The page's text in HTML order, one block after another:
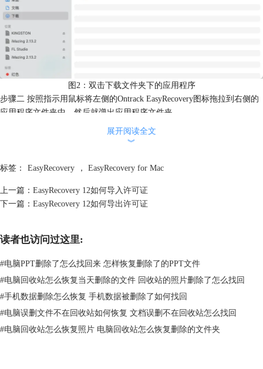
图2：双击下载文件夹下的应用程序
步骤二 按照指示用鼠标将左侧的Ontrack EasyRecovery图标拖拉到右侧的
应用程序文件夹中，然后就弹出应用程序文件夹。
图3：移动图标到应用程序
展开阅读全文
︾
标签： EasyRecovery ， EasyRecovery for Mac
上一篇： EasyRecovery 12如何导入许可证
下一篇： EasyRecovery 12如何导出许可证
读者也访问过这里:
#电脑PPT删除了怎么找回来 怎样恢复删除了的PPT文件
#电脑回收站怎么恢复当天删除的文件 回收站的照片删除了怎么找回
#手机数据删除怎么恢复 手机数据被删除了如何找回
#电脑误删文件不在回收站如何恢复 文档误删不在回收站怎么找回
#电脑回收站怎么恢复照片 电脑回收站怎么恢复删除的文件夹